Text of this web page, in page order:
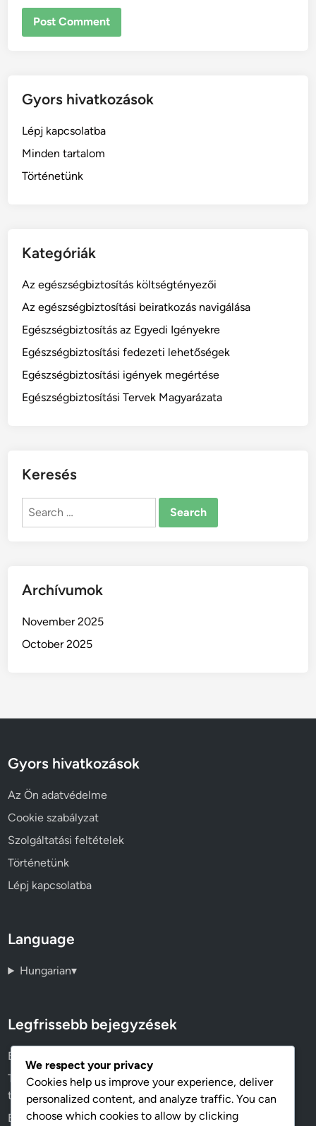
Gyors hivatkozások
Lépj kapcsolatba
Minden tartalom
Történetünk
Kategóriák
Az egészségbiztosítás költségtényezői
Az egészségbiztosítási beiratkozás navigálása
Egészségbiztosítás az Egyedi Igényekre
Egészségbiztosítási fedezeti lehetőségek
Egészségbiztosítási igények megértése
Egészségbiztosítási Tervek Magyarázata
Keresés
Search
Archívumok
November 2025
October 2025
Gyors hivatkozások
Az Ön adatvédelme
Cookie szabályzat
Szolgáltatási feltételek
Történetünk
Lépj kapcsolatba
Language
Hungarian▾
Legfrissebb bejegyzések
EPO Tervek: Előnyök, Korlátozások és Alkalmasság
Terhesgondozás: fedezeti különbségek, előnyök és
támogatás
Egészségbiztosítási regisztráció: Lépések kezdőknek
We respect your privacy
Cookies help us improve your experience, deliver
personalized content, and analyze traffic. You can
choose which cookies to allow by clicking